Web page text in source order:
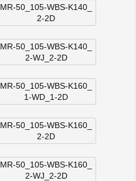
MR-50_105-WBS-K140_
2-2D
MR-50_105-WBS-K140_
2-WJ_2-2D
MR-50_105-WBS-K160_
1-WD_1-2D
MR-50_105-WBS-K160_
2-2D
MR-50_105-WBS-K160_
2-WJ_2-2D